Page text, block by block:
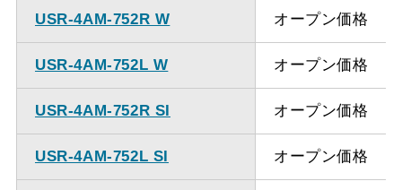
USR-4AM-752R W オープン価格
USR-4AM-752L W オープン価格
USR-4AM-752R SI オープン価格
USR-4AM-752L SI オープン価格